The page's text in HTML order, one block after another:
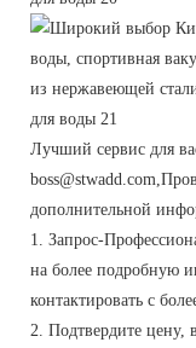
Лучший сервис для
дополнительной
1. Запрос-
на более подробную
контактировать с
2. Подтвердите цену,